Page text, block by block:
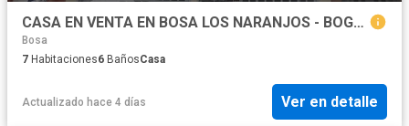
CASA EN VENTA EN BOSA LOS NARANJOS - BOGOT
Bosa
7 Habitaciones6 BañosCasa
Actualizado hace 4 días Ver en detalle